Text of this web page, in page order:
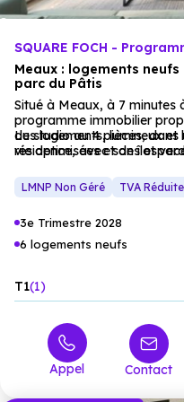
SQUARE FOCH -
Meaux : logements
parc du Pâtis
Situé à Meaux, à 7
programme immobilier
du studio au 4 pièces,
résidence, avec son îlot
Les logements, lumineux
vie optimisées et des
principale ou un
environnement résidentiel
LMNP Non Géré TVA Réduite
3e Trimestre 2028
6 logements neufs
T1 1
Appel Contact